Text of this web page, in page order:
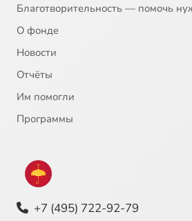
Благотворительность — помочь
О фонде
Новости
Отчёты
Им помогли
Программы
+7 (495) 722-92-79